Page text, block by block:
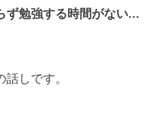
ず勉強する時間がない…
しです。